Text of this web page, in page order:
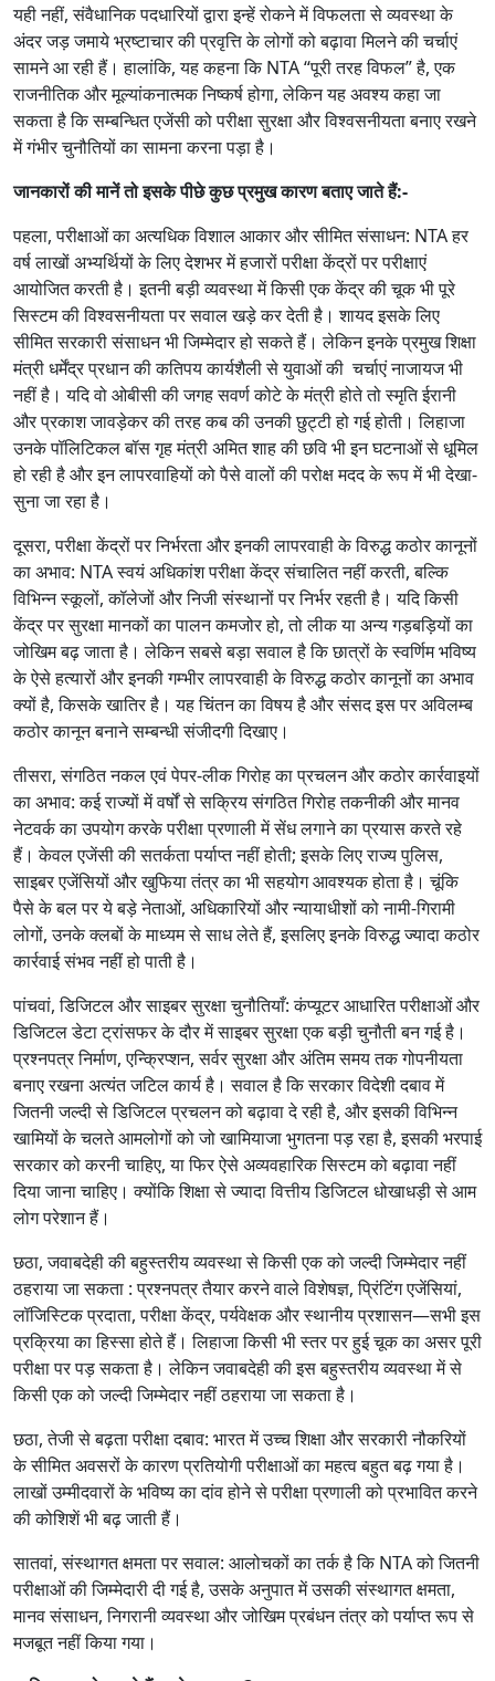
यही नहीं, संवैधानिक पदधारियों द्वारा इन्हें रोकने में विफलता से व्यवस्था के
अंदर जड़ जमाये भ्रष्टाचार की प्रवृत्ति के लोगों को बढ़ावा मिलने की चर्चाएं
सामने आ रही हैं। हालांकि, यह कहना कि NTA “पूरी तरह विफल” है, एक
राजनीतिक और मूल्यांकनात्मक निष्कर्ष होगा, लेकिन यह अवश्य कहा जा
सकता है कि सम्बन्धित एजेंसी को परीक्षा सुरक्षा और विश्वसनीयता बनाए रखने
में गंभीर चुनौतियों का सामना करना पड़ा है।
जानकारों की मानें तो इसके पीछे कुछ प्रमुख कारण बताए जाते हैं:-
पहला, परीक्षाओं का अत्यधिक विशाल आकार और सीमित संसाधन: NTA हर
वर्ष लाखों अभ्यर्थियों के लिए देशभर में हजारों परीक्षा केंद्रों पर परीक्षाएं
आयोजित करती है। इतनी बड़ी व्यवस्था में किसी एक केंद्र की चूक भी पूरे
सिस्टम की विश्वसनीयता पर सवाल खड़े कर देती है। शायद इसके लिए
सीमित सरकारी संसाधन भी जिम्मेदार हो सकते हैं। लेकिन इनके प्रमुख शिक्षा
मंत्री धर्मेंद्र प्रधान की कतिपय कार्यशैली से युवाओं की चर्चाएं नाजायज भी
नहीं है। यदि वो ओबीसी की जगह सवर्ण कोटे के मंत्री होते तो स्मृति ईरानी
और प्रकाश जावड़ेकर की तरह कब की उनकी छुट्टी हो गई होती। लिहाजा
उनके पॉलिटिकल बॉस गृह मंत्री अमित शाह की छवि भी इन घटनाओं से धूमिल
हो रही है और इन लापरवाहियों को पैसे वालों की परोक्ष मदद के रूप में भी देखा-
सुना जा रहा है।
दूसरा, परीक्षा केंद्रों पर निर्भरता और इनकी लापरवाही के विरुद्ध कठोर कानूनों
का अभाव: NTA स्वयं अधिकांश परीक्षा केंद्र संचालित नहीं करती, बल्कि
विभिन्न स्कूलों, कॉलेजों और निजी संस्थानों पर निर्भर रहती है। यदि किसी
केंद्र पर सुरक्षा मानकों का पालन कमजोर हो, तो लीक या अन्य गड़बड़ियों का
जोखिम बढ़ जाता है। लेकिन सबसे बड़ा सवाल है कि छात्रों के स्वर्णिम भविष्य
के ऐसे हत्यारों और इनकी गम्भीर लापरवाही के विरुद्ध कठोर कानूनों का अभाव
क्यों है, किसके खातिर है। यह चिंतन का विषय है और संसद इस पर अविलम्ब
कठोर कानून बनाने सम्बन्धी संजीदगी दिखाए।
तीसरा, संगठित नकल एवं पेपर-लीक गिरोह का प्रचलन और कठोर कार्रवाइयों
का अभाव: कई राज्यों में वर्षों से सक्रिय संगठित गिरोह तकनीकी और मानव
नेटवर्क का उपयोग करके परीक्षा प्रणाली में सेंध लगाने का प्रयास करते रहे
हैं। केवल एजेंसी की सतर्कता पर्याप्त नहीं होती; इसके लिए राज्य पुलिस,
साइबर एजेंसियों और खुफिया तंत्र का भी सहयोग आवश्यक होता है। चूंकि
पैसे के बल पर ये बड़े नेताओं, अधिकारियों और न्यायाधीशों को नामी-गिरामी
लोगों, उनके क्लबों के माध्यम से साध लेते हैं, इसलिए इनके विरुद्ध ज्यादा कठोर
कार्रवाई संभव नहीं हो पाती है।
पांचवां, डिजिटल और साइबर सुरक्षा चुनौतियाँ: कंप्यूटर आधारित परीक्षाओं और
डिजिटल डेटा ट्रांसफर के दौर में साइबर सुरक्षा एक बड़ी चुनौती बन गई है।
प्रश्नपत्र निर्माण, एन्क्रिप्शन, सर्वर सुरक्षा और अंतिम समय तक गोपनीयता
बनाए रखना अत्यंत जटिल कार्य है। सवाल है कि सरकार विदेशी दबाव में
जितनी जल्दी से डिजिटल प्रचलन को बढ़ावा दे रही है, और इसकी विभिन्न
खामियों के चलते आमलोगों को जो खामियाजा भुगतना पड़ रहा है, इसकी भरपाई
सरकार को करनी चाहिए, या फिर ऐसे अव्यवहारिक सिस्टम को बढ़ावा नहीं
दिया जाना चाहिए। क्योंकि शिक्षा से ज्यादा वित्तीय डिजिटल धोखाधड़ी से आम
लोग परेशान हैं।
छठा, जवाबदेही की बहुस्तरीय व्यवस्था से किसी एक को जल्दी जिम्मेदार नहीं
ठहराया जा सकता : प्रश्नपत्र तैयार करने वाले विशेषज्ञ, प्रिंटिंग एजेंसियां,
लॉजिस्टिक प्रदाता, परीक्षा केंद्र, पर्यवेक्षक और स्थानीय प्रशासन—सभी इस
प्रक्रिया का हिस्सा होते हैं। लिहाजा किसी भी स्तर पर हुई चूक का असर पूरी
परीक्षा पर पड़ सकता है। लेकिन जवाबदेही की इस बहुस्तरीय व्यवस्था में से
किसी एक को जल्दी जिम्मेदार नहीं ठहराया जा सकता है।
छठा, तेजी से बढ़ता परीक्षा दबाव: भारत में उच्च शिक्षा और सरकारी नौकरियों
के सीमित अवसरों के कारण प्रतियोगी परीक्षाओं का महत्व बहुत बढ़ गया है।
लाखों उम्मीदवारों के भविष्य का दांव होने से परीक्षा प्रणाली को प्रभावित करने
की कोशिशें भी बढ़ जाती हैं।
सातवां, संस्थागत क्षमता पर सवाल: आलोचकों का तर्क है कि NTA को जितनी
परीक्षाओं की जिम्मेदारी दी गई है, उसके अनुपात में उसकी संस्थागत क्षमता,
मानव संसाधन, निगरानी व्यवस्था और जोखिम प्रबंधन तंत्र को पर्याप्त रूप से
मजबूत नहीं किया गया।